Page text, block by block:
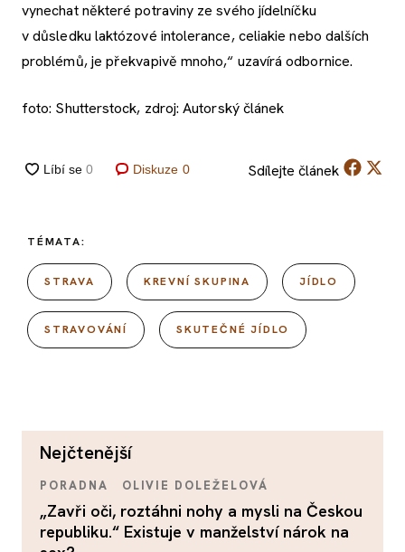
vynechat některé potraviny ze svého jídelníčku
v důsledku laktózové intolerance, celiakie nebo dalších
problémů, je překvapivě mnoho,“ uzavírá odbornice.
foto: Shutterstock, zdroj: Autorský článek
Diskuze 0 Sdílejte článek
TÉMATA:
STRAVA KREVNÍ SKUPINA JÍDLO
STRAVOVÁNÍ SKUTEČNÉ JÍDLO
nejčtenější
PORADNA OLIVIE DOLEŽELOVÁ
„Zavři oči, roztáhni nohy a mysli na Českou
republiku.“ Existuje v manželství nárok na